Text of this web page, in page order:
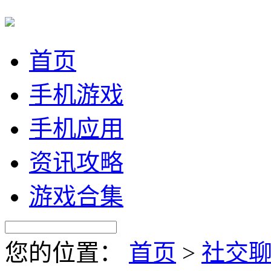
首页
手机游戏
手机应用
资讯攻略
游戏合集
您的位置： 首页 > 社交